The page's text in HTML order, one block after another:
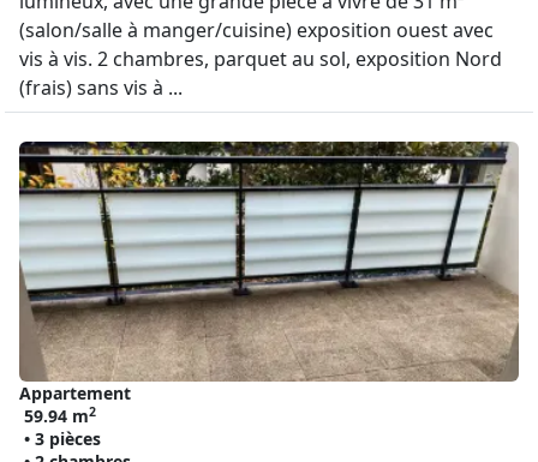
(salon/salle à manger/cuisine) exposition ouest avec
vis à vis. 2 chambres, parquet au sol, exposition Nord
(frais) sans vis à ...
Appartement
59.94 m2
• 3 pièces